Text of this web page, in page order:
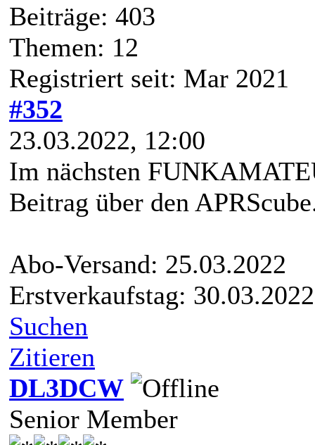
Beiträge: 403
Themen: 12
Registriert seit: Mar 2021
#352
23.03.2022, 12:00
Im nächsten
Beitrag über den
Abo-Versand: 25.03.2022
Erstverkaufstag: 30.03.2022
Suchen
Zitieren
DL3DCW
Senior Member